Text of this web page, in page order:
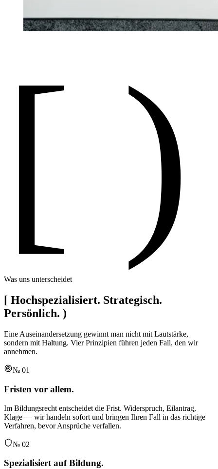
[ )
Was uns unterscheidet
[ Hochspezialisiert. Strategisch.
Persönlich. )
Eine Auseinandersetzung gewinnt man nicht mit Lautstärke,
sondern mit Haltung. Vier Prinzipien führen jeden Fall, den wir
annehmen.
№ 01
Fristen vor allem.
Im Bildungsrecht entscheidet die Frist. Widerspruch, Eilantrag,
Klage — wir handeln sofort und bringen Ihren Fall in das richtige
Verfahren, bevor Ansprüche verfallen.
№ 02
Spezialisiert auf Bildung.